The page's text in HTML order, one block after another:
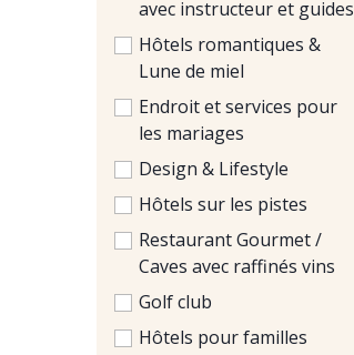
avec instructeur et guides
Hôtels romantiques &
Lune de miel
Endroit et services pour
les mariages
Design & Lifestyle
Hôtels sur les pistes
Restaurant Gourmet /
Caves avec raffinés vins
Golf club
Hôtels pour familles